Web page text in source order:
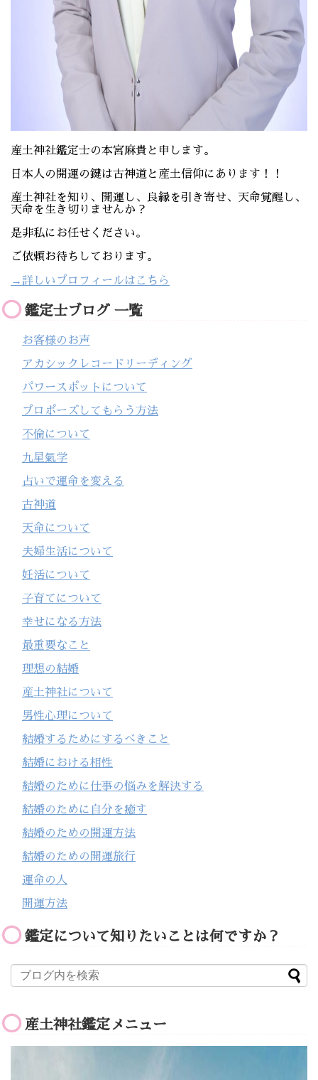
産土神社鑑定士の本宮麻貴と申します。
日本人の開運の鍵は古神道と産土信仰にあります！！
産土神社を知り、開運し、良縁を引き寄せ、天命覚醒し、
天命を生き切りませんか？
是非私にお任せください。
ご依頼お待ちしております。
→詳しいプロフィールはこちら
鑑定士ブログ 一覧
お客様のお声
アカシックレコードリーディング
パワースポットについて
プロポーズしてもらう方法
不倫について
九星氣学
占いで運命を変える
古神道
天命について
夫婦生活について
妊活について
子育てについて
幸せになる方法
最重要なこと
理想の結婚
産土神社について
男性心理について
結婚するためにするべきこと
結婚における相性
結婚のために仕事の悩みを解決する
結婚のために自分を癒す
結婚のための開運方法
結婚のための開運旅行
運命の人
開運方法
鑑定について知りたいことは何ですか？
産土神社鑑定メニュー